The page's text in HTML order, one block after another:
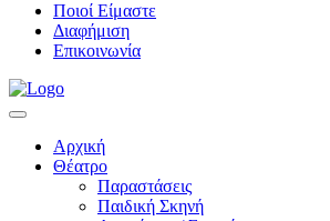
Ποιοί Είμαστε
Διαφήμιση
Επικοινωνία
Αρχική
Θέατρο
Παραστάσεις
Παιδική Σκηνή